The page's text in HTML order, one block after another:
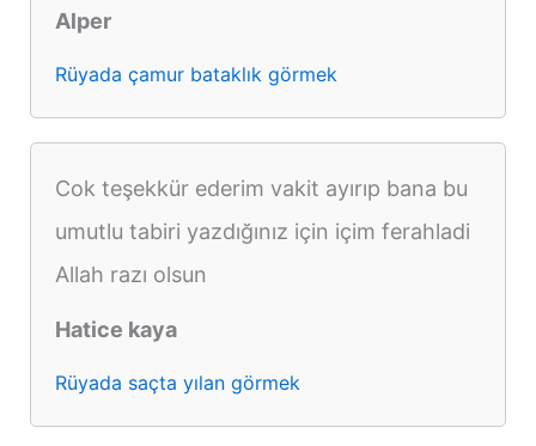
Alper
Rüyada çamur bataklık görmek
Cok teşekkür ederim vakit ayırıp bana bu
umutlu tabiri yazdığınız için içim ferahladi
Allah razı olsun
Hatice kaya
Rüyada saçta yılan görmek